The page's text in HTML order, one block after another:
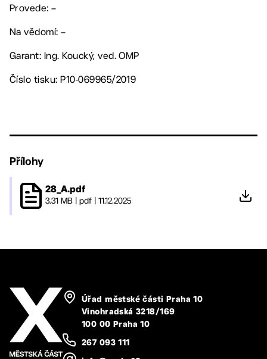
Provede: –
Na vědomí: –
Garant: Ing. Koucký, ved. OMP
Číslo tisku: P10-069965/2019
Přílohy
28_A.pdf
3.31 MB pdf 11.12.2025
Úřad městské části Praha 10
Vinohradská 3218/169
100 00 Praha 10
267 093 111